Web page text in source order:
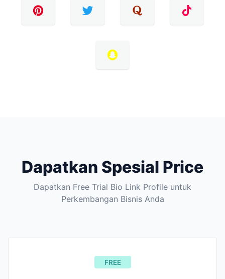
Dapatkan Spesial Price
Dapatkan Free Trial Bio Link Profile untuk
Perkembangan Bisnis Anda
FREE